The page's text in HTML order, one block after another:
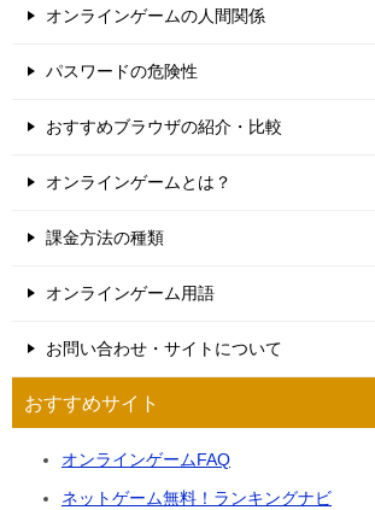
オンラインゲームの人間関係
パスワードの危険性
おすすめブラウザの紹介・比較
オンラインゲームとは？
課金方法の種類
オンラインゲーム用語
お問い合わせ・サイトについて
おすすめサイト
オンラインゲームFAQ
ネットゲーム無料！ランキングナビ